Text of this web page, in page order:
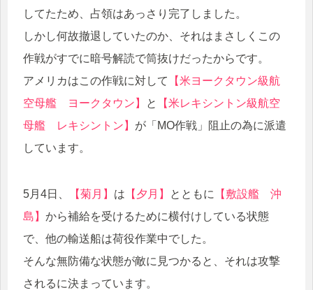
してたため、占領はあっさり完了しました。
しかし何故撤退していたのか、それはまさしくこの
作戦がすでに暗号解読で筒抜けだったからです。
アメリカはこの作戦に対して
【米ヨークタウン級航
空母艦 ヨークタウン】
と
【米レキシントン級航空
母艦 レキシントン】 が「MO作戦」阻止の為に派遣
しています。
5月4日、 【菊月】 は 【夕月】 とともに
【敷設艦 沖
島】 から補給を受けるために横付けしている状態
で、他の輸送船は荷役作業中でした。
そんな無防備な状態が敵に見つかると、それは攻撃
されるに決まっています。